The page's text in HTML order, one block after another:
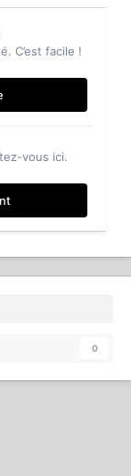
C’est facile !
vous ici.
0